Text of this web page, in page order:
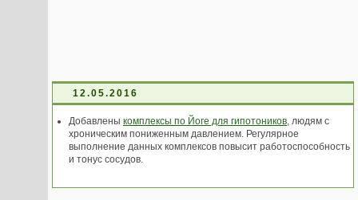
12.05.2016
Добавлены комплексы по Йоге для гипотоников, людям с
хроническим пониженным давлением. Регулярное
выполнение данных комплексов повысит работоспособность
и тонус сосудов.